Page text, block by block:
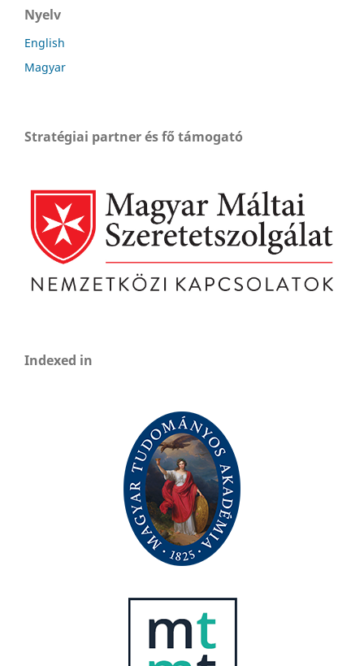
Nyelv
English
Magyar
Stratégiai partner és fő támogató
Indexed in